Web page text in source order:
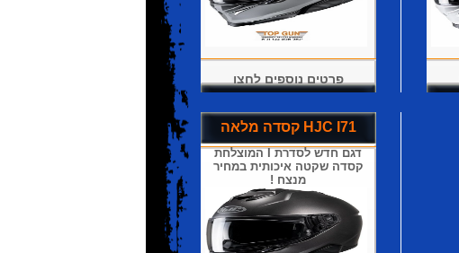
פרטים נוספים לחצו
קסדה מלאה HJC I71
דגם חדש לסדרת I המוצלחת
קסדה שקטה איכותית במחיר
מנצח !